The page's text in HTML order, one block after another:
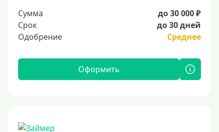
Сумма
до 30 000 ₽
Срок
до 30 дней
Одобрение
Среднее
Оформить